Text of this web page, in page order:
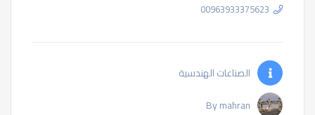
00963933375623
الصناعات الهندسية
By mahran